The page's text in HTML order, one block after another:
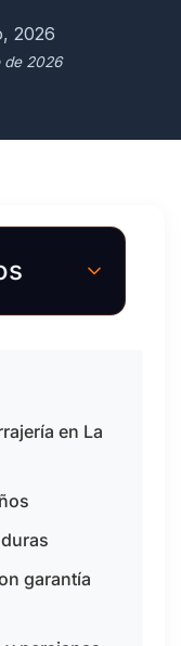
2026
de 2026
en La
garantía